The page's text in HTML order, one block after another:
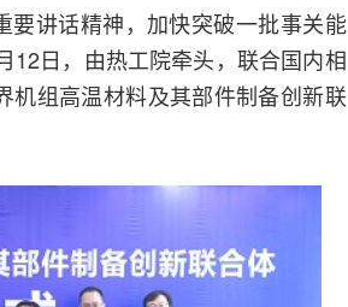
要讲话精神，加快突破一批事关能
12日，由热工院牵头，联合国内相
机组高温材料及其部件制备创新联